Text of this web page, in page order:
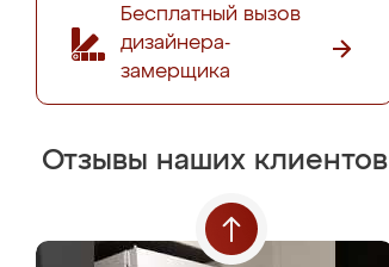
Бесплатный вызов
дизайнера-
замерщика
Отзывы наших клиентов